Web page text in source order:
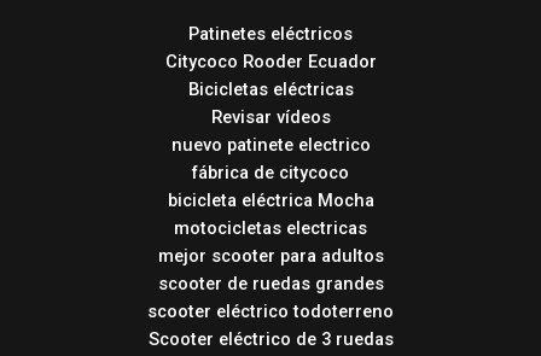
Patinetes eléctricos
Citycoco Rooder Ecuador
Bicicletas eléctricas
Revisar vídeos
nuevo patinete electrico
fábrica de citycoco
bicicleta eléctrica Mocha
motocicletas electricas
mejor scooter para adultos
scooter de ruedas grandes
scooter eléctrico todoterreno
Scooter eléctrico de 3 ruedas